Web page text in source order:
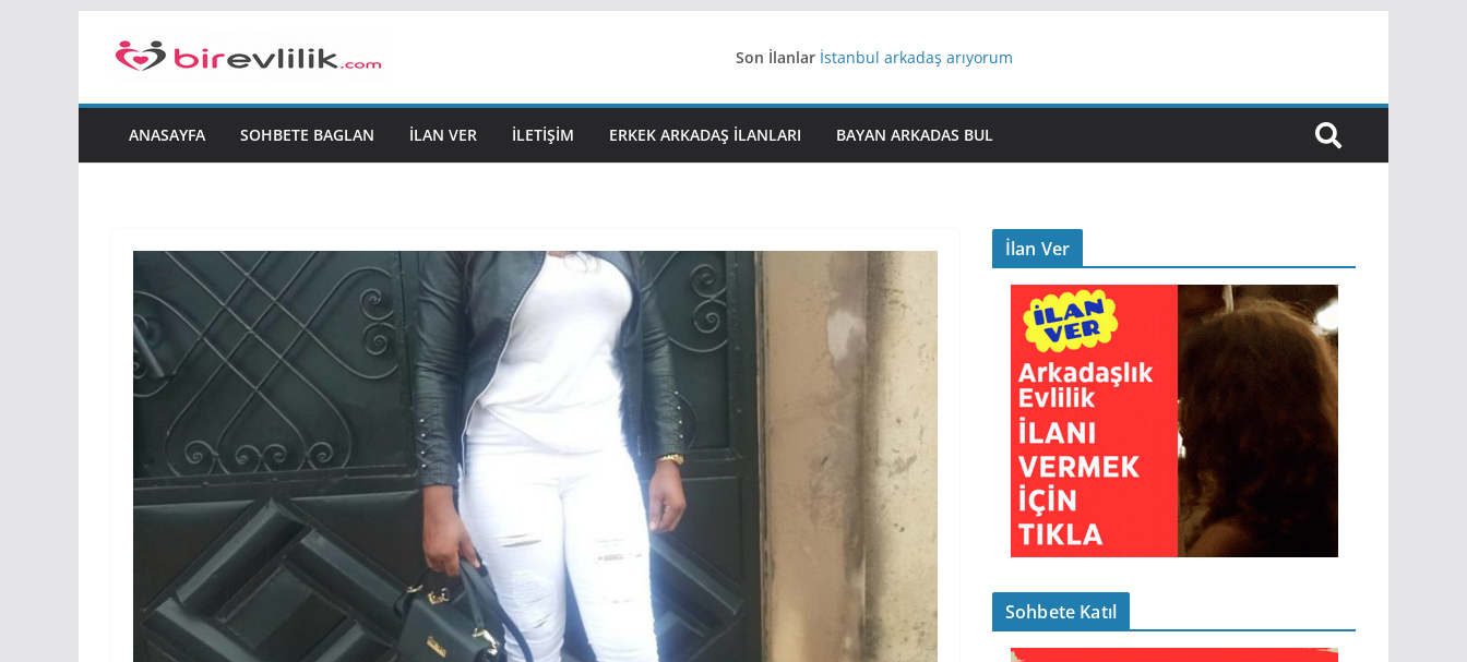
Son İlanlar İstanbul arkadaş arıyorum
Yeni Bir Aşk Lazım
iş arayanlara iş
ANASAYFA SOHBETE BAGLAN İLAN VER İLETIŞIM ERKEK ARKADAŞ ILANLARI BAYAN ARKADAS BUL
İlan Ver
Sohbete Katıl